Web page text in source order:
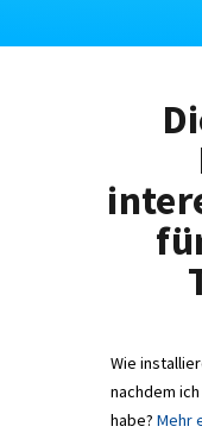
Wie
nachdem
habe? Mehr